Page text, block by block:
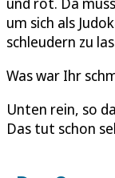
um sich als
schleudern zu
Was war Ihr
Unten rein, so
Das tut schon